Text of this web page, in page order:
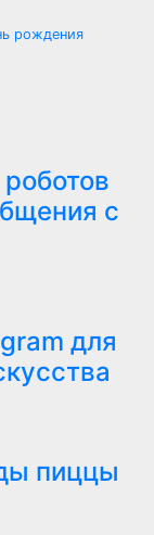
рождения
с
для
пиццы